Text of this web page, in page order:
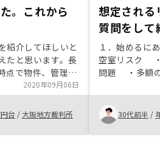
。これから
紹介してほしいと
たと思います。長
点で物件、管理面
せんが、分かって
しみです。物件価
ことを初めから伝
考慮して判断でき
ーンで少し還元し
2020年09月06日
台 / 大阪地方裁判所
想定される
質問をして
１．始めるに
空室リスク
問題 ・多額
①初回面談→②
集・他社比
→⑤決断→⑥
はあまり信
30代前半 /